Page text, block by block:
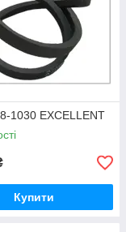
1030 EXCELLENT
Купити